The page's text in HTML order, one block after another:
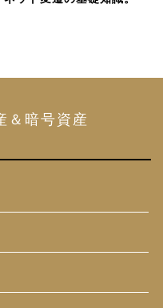
＆暗号資産